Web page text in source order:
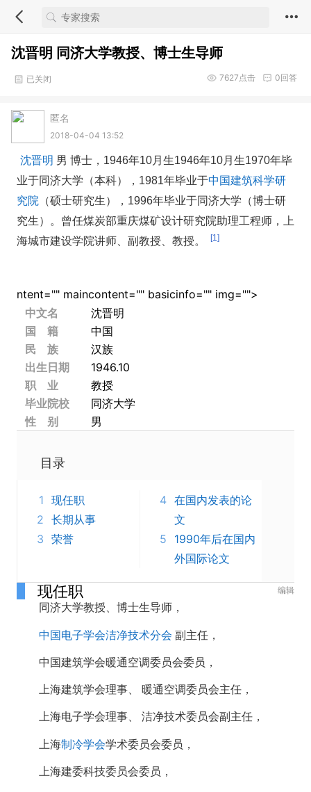
沈晋明 同济大学教授、博士生导师
已关闭 0回答
7627点击
匿名
2018-04-04 13:52
沈晋明 男 博士，1946年10月生1946年10月生1970年毕
业于同济大学（本科），1981年毕业于中国建筑科学研
究院 （硕士研究生），1996年毕业于同济大学（博士研
究生）。曾任煤炭部重庆煤矿设计研究院助理工程师，上
海城市建设学院讲师、副教授、教授。
[1]
ntent="" maincontent="" basicinfo="" img="">
中文名
沈晋明
国 籍
中国
民 族
汉族
出生日期
1946.10
职 业
教授
毕业院校
同济大学
性 别
男
目录
1 现任职
2 长期从事
3 荣誉
4 在国内发表的论
文
5
1990年后在国内
外国际论文
现任职 编辑
同济大学教授、博士生导师，
中国电子学会洁净技术分会 副主任，
中国建筑学会暖通空调委员会委员，
上海建筑学会理事、 暖通空调委员会主任，
上海电子学会理事、 洁净技术委员会副主任，
上海制冷学会学术委员会委员，
上海建委科技委员会委员，